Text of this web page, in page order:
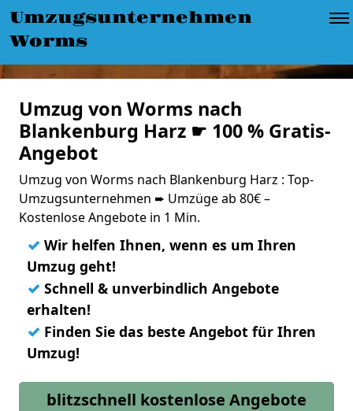
Umzugsunternehmen
Worms
Umzug von Worms nach
Blankenburg Harz ☛ 100 % Gratis-
Angebot
Umzug von Worms nach Blankenburg Harz : Top-
Umzugsunternehmen ➨ Umzüge ab 80€ –
Kostenlose Angebote in 1 Min.
✓ Wir helfen Ihnen, wenn es um Ihren
Umzug geht!
✓ Schnell & unverbindlich Angebote
erhalten!
✓ Finden Sie das beste Angebot für Ihren
Umzug!
blitzschnell kostenlose Angebote